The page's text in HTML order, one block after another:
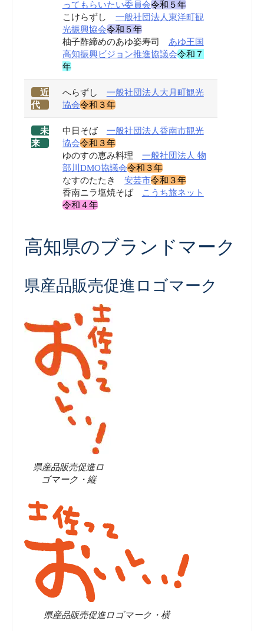
ってもらいたい委員会令和５年
こけらずし 一般社団法人東洋町観
光振興協会令和５年
柚子酢締めのあゆ姿寿司 あゆ王国
高知振興ビジョン推進協議会令和７
年
近
代
へらずし 一般社団法人大月町観光
協会令和３年
未
来
中日そば 一般社団法人香南市観光
協会令和３年
ゆのすの恵み料理 一般社団法人 物
部川DMO協議会令和３年
なすのたたき 安芸市令和３年
香南ニラ塩焼そば
こうち旅ネット
令和４年
高知県のブランドマーク
県産品販売促進ロゴマーク
県産品販売促進ロ
ゴマーク・縦
県産品販売促進ロゴマーク・横